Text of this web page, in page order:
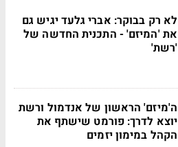
לא רק בבוקר: אברי גלעד יגיש גם
את 'המיזם' - התכנית החדשה של
'רשת'
ה'מיזם' הראשון של אנדמול ורשת
יוצא לדרך: פורמט שישתף את
הקהל במימון יזמים